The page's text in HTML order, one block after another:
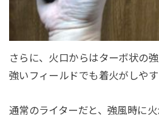
さらに、火口からはターボ状の
強いフィールドでも着火がしやす
通常のライターだと、強風時に火